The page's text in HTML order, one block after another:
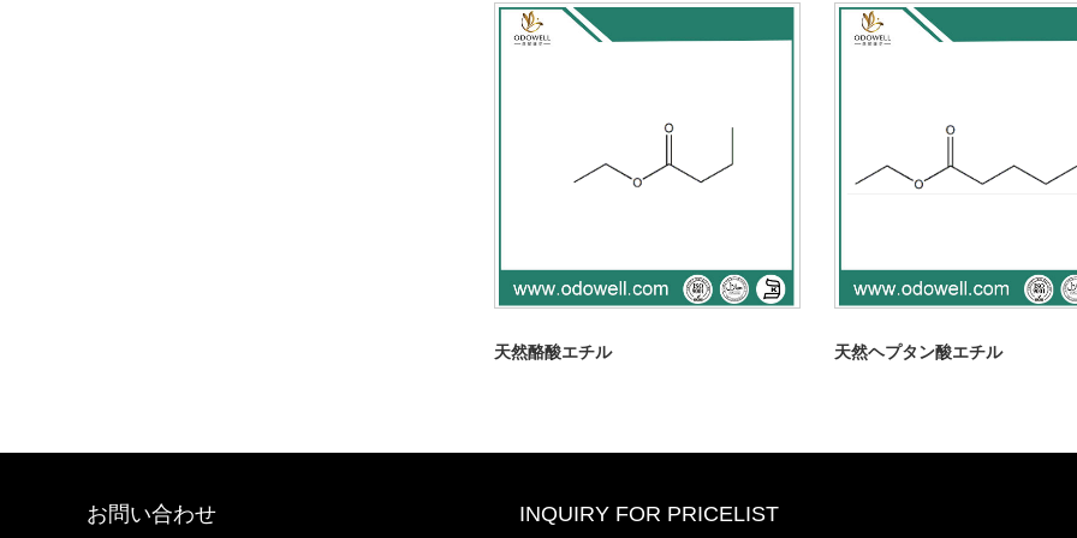
天然酪酸エチル 天然ヘプタン酸エチル
お問い合わせ INQUIRY FOR PRICELIST